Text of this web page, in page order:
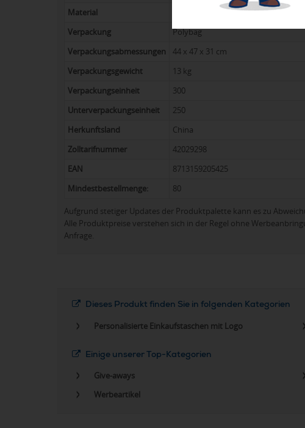
Material
210D Polyester
Verpackung
Polybag
Verpackungsabmessungen
44 x 47 x 31 cm
Verpackungsgewicht
13 kg
Verpackungseinheit
300
Unterverpackungseinheit
250
Herkunftsland
China
Zolltarifnummer
42029298
EAN
8713159205425
Mindestbestellmenge:
80
Aufgrund stetiger Updates der Produktpalette kann es zu
Alle Produktpreise verstehen sich in der Regel ohne
Anfrage.
Dieses Produkt finden Sie in folgenden Kategorien
Personalisierte Einkaufstaschen mit Logo
Einige unserer Top-Kategorien
Give-aways
Werbeartikel